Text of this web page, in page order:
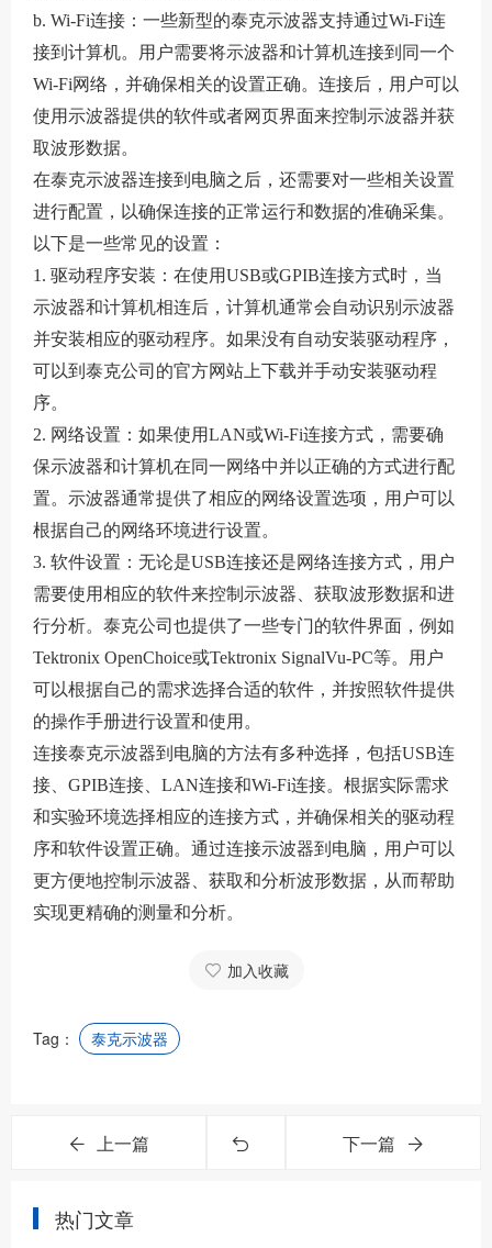
b. Wi-Fi连接：一些新型的泰克示波器支持通过Wi-Fi连
接到计算机。用户需要将示波器和计算机连接到同一个
Wi-Fi网络，并确保相关的设置正确。连接后，用户可以
使用示波器提供的软件或者网页界面来控制示波器并获
取波形数据。
在泰克示波器连接到电脑之后，还需要对一些相关设置
进行配置，以确保连接的正常运行和数据的准确采集。
以下是一些常见的设置：
1. 驱动程序安装：在使用USB或GPIB连接方式时，当
示波器和计算机相连后，计算机通常会自动识别示波器
并安装相应的驱动程序。如果没有自动安装驱动程序，
可以到泰克公司的官方网站上下载并手动安装驱动程
序。
2. 网络设置：如果使用LAN或Wi-Fi连接方式，需要确
保示波器和计算机在同一网络中并以正确的方式进行配
置。示波器通常提供了相应的网络设置选项，用户可以
根据自己的网络环境进行设置。
3. 软件设置：无论是USB连接还是网络连接方式，用户
需要使用相应的软件来控制示波器、获取波形数据和进
行分析。泰克公司也提供了一些专门的软件界面，例如
Tektronix OpenChoice或Tektronix SignalVu-PC等。用户
可以根据自己的需求选择合适的软件，并按照软件提供
的操作手册进行设置和使用。
连接泰克示波器到电脑的方法有多种选择，包括USB连
接、GPIB连接、LAN连接和Wi-Fi连接。根据实际需求
和实验环境选择相应的连接方式，并确保相关的驱动程
序和软件设置正确。通过连接示波器到电脑，用户可以
更方便地控制示波器、获取和分析波形数据，从而帮助
实现更精确的测量和分析。
加入收藏
Tag： 泰克示波器
上一篇 下一篇
热门文章